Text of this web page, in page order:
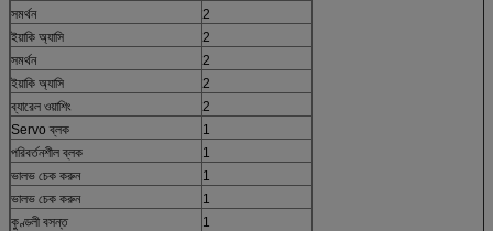
সমর্থন
2
ইয়াকি অ্যাসি
2
সমর্থন
2
ইয়াকি অ্যাসি
2
ব্যারেল ওয়াশিং
2
Servo ব্লক
1
পরিবর্তনশীল ব্লক
1
ভালভ চেক করুন
1
ভালভ চেক করুন
1
কুণ্ডলী বসন্ত
1